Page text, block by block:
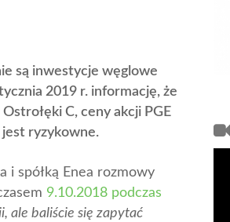
są inwestycje węglowe
2019 r. informację, że
C, ceny akcji PGE
jest ryzykowne.
i spółką Enea rozmowy
9.10.2018 podczas
ale baliście się zapytać